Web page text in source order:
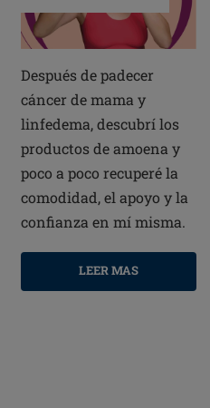
Después de padecer
cáncer de mama y
linfedema, descubrí los
productos de amoena y
poco a poco recuperé la
comodidad, el apoyo y la
confianza en mí misma.
LEER MAS